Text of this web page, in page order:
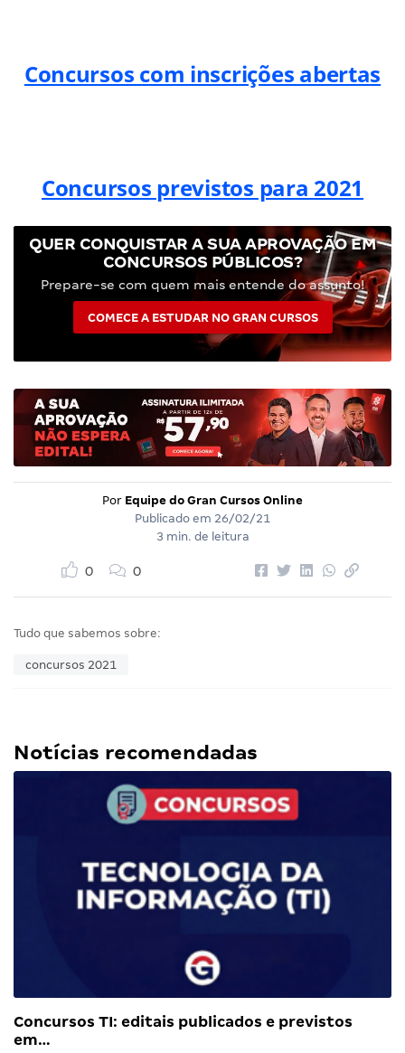
Concursos com inscrições abertas
Concursos previstos para 2021
QUER CONQUISTAR A SUA APROVAÇÃO EM
CONCURSOS PÚBLICOS?
Prepare-se com quem mais entende do assunto!
COMECE A ESTUDAR NO GRAN CURSOS
Por Equipe do Gran Cursos Online
Publicado em 26/02/21
3 min. de leitura
0 0
Tudo que sabemos sobre:
concursos 2021
Notícias recomendadas
Concursos TI: editais publicados e previstos
em…